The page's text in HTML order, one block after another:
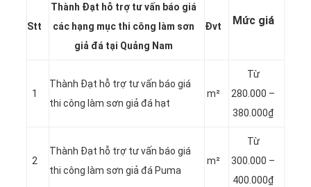
Stt
Thành Đạt hỗ trợ tư vấn báo giá
các hạng mục thi công làm sơn
giả đá tại Quảng Nam
Đvt Mức giá
1
Thành Đạt hỗ trợ tư vấn báo giá
thi công làm sơn giả đá hạt
m²
Từ
280.000 –
380.000₫
2
Thành Đạt hỗ trợ tư vấn báo giá
thi công làm sơn giả đá Puma
m²
Từ
300.000 –
400.000₫